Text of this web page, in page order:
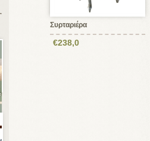
Συρταριέρα
€238,0